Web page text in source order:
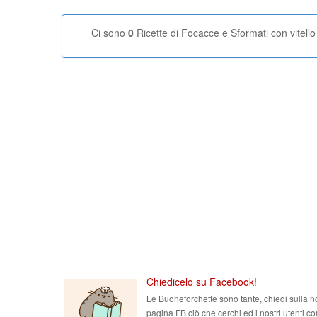
Ci sono 0 Ricette di Focacce e Sformati con vitello
Chiedicelo su Facebook!
Le Buoneforchette sono tante, chiedi sulla
pagina FB ciò che cerchi ed i nostri utenti